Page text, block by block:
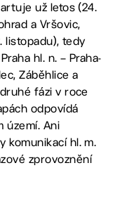
už letos (24.
a Vršovic,
listopadu), tedy
hl. n. – Praha-
Záběhlice a
fázi v roce
odpovídá
území. Ani
komunikací hl. m.
zprovoznění